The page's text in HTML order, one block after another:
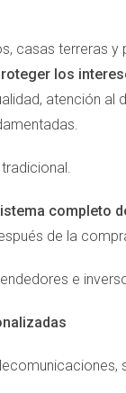
que
locales que
desde el principio
en
casas terreras y
los
atención al
completo
de la
e